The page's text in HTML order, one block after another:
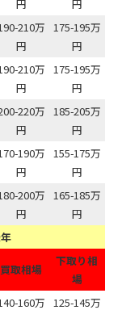
円
円
210万
円
175-195万
円
210万
円
175-195万
円
220万
円
185-205万
円
190万
円
155-175万
円
200万
円
165-185万
円
買取相場
下取り相
場
160万 125-145万